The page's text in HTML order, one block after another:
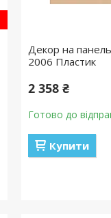
Декор на
2006 Пластик
2 358 ₴
Готово до
Купити